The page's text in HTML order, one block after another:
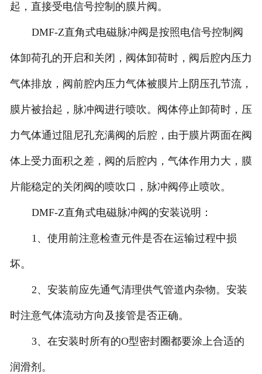
起，直接受电信号控制的膜片阀。
DMF-Z直角式电磁脉冲阀是按照电信号控制阀
体卸荷孔的开启和关闭，阀体卸荷时，阀后腔内压力
气体排放，阀前腔内压力气体被膜片上阴压孔节流，
膜片被抬起，脉冲阀进行喷吹。阀体停止卸荷时，压
力气体通过阻尼孔充满阀的后腔，由于膜片两面在阀
体上受力面积之差，阀的后腔内，气体作用力大，膜
片能稳定的关闭阀的喷吹口，脉冲阀停止喷吹。
DMF-Z直角式电磁脉冲阀的安装说明：
1、使用前注意检查元件是否在运输过程中损
坏。
2、安装前应先通气清理供气管道内杂物。安装
时注意气体流动方向及接管是否正确。
3、在安装时所有的O型密封圈都要涂上合适的
润滑剂。